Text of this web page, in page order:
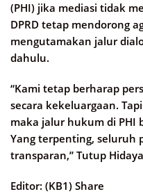
(PHI) jika mediasi tidak
DPRD tetap mendorong
mengutamakan jalur
dahulu.
“Kami tetap berharap
secara kekeluargaan.
maka jalur hukum di PHI
Yang terpenting, seluruh
transparan,” Tutup
Editor: (KB1) Share